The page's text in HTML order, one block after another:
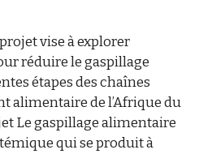
vise à explorer
réduire le gaspillage
étapes des chaînes
alimentaire de l’Afrique du
Le gaspillage alimentaire
qui se produit à